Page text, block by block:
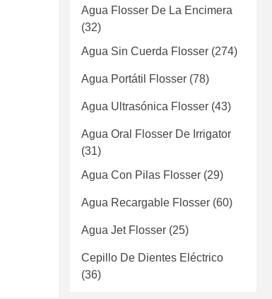
Agua Flosser De La Encimera
(32)
Agua Sin Cuerda Flosser (274)
Agua Portátil Flosser (78)
Agua Ultrasónica Flosser (43)
Agua Oral Flosser De Irrigator
(31)
Agua Con Pilas Flosser (29)
Agua Recargable Flosser (60)
Agua Jet Flosser (25)
Cepillo De Dientes Eléctrico
(36)